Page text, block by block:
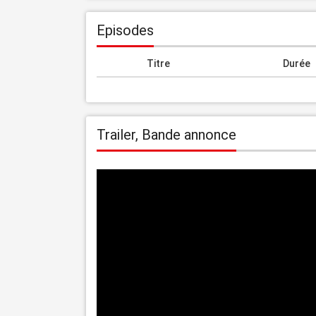
Episodes
Titre Durée
Trailer, Bande annonce